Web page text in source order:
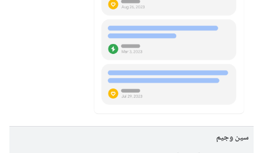
سين وجيم